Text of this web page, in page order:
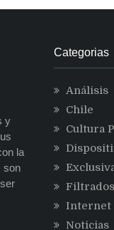
y
la
son
Categorias
Análisis
Chile
Cultura
Filtrados
Internet
Noticias